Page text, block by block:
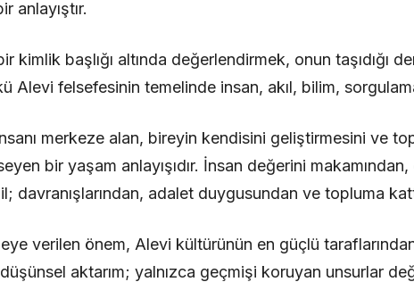
anlayıştır.
kimlik başlığı altında değerlendirmek, onun taşıdığı
Alevi felsefesinin temelinde insan, akıl, bilim,
merkeze alan, bireyin kendisini geliştirmesini ve
bir yaşam anlayışıdır. İnsan değerini
davranışlarından, adalet duygusundan ve topluma
verilen önem, Alevi kültürünün en güçlü
aktarım; yalnızca geçmişi koruyan unsurlar